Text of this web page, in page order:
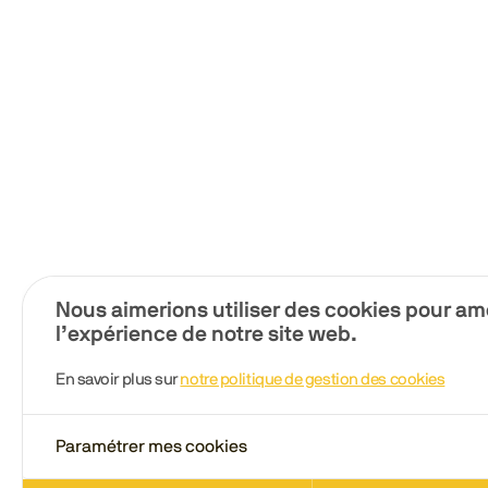
Nous aimerions utiliser des cookies pour
l’expérience de notre site web.
En savoir plus surnotre politique de gestion des cookies
Paramétrer mes cookies